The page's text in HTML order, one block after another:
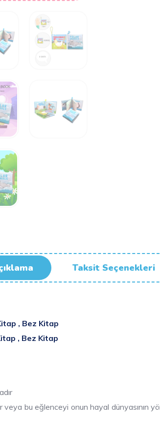
Taksit Seçenekleri
, Bez Kitap
, Bez Kitap
bu eğlenceyi onun hayal dünyasının